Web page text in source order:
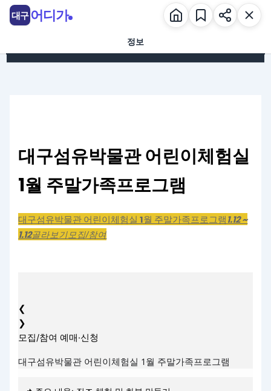
콘텐츠로 건너뛰기
정보
대구섬유박물관 어린이체험실
1월 주말가족프로그램
대구섬유박물관 어린이체험실 1월 주말가족프로그램 1.12 ~
1.12골라보기 모집/참여
❮
❯
모집/참여 예매·신청
대구섬유박물관 어린이체험실 1월 주말가족프로그램
대구 어디가